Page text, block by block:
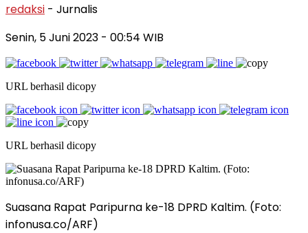
redaksi - Jurnalis
Senin, 5 Juni 2023 - 00:54 WIB
URL berhasil dicopy
URL berhasil dicopy
Suasana Rapat Paripurna ke-18 DPRD Kaltim. (Foto:
infonusa.co/ARF)